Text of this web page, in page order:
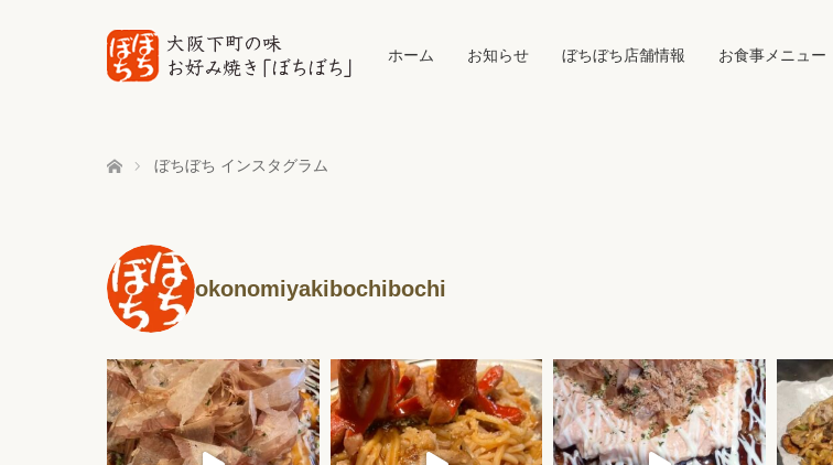
ホーム お知らせ ぼちぼち店舗情報 お食事メニュー
ぼちぼち インスタグラム
okonomiyakibochibochi